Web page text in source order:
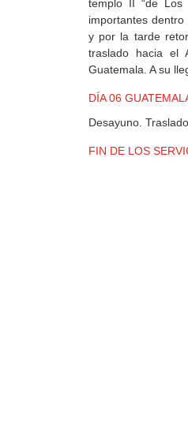
templo II “de Los
importantes
y por la tarde
traslado hacia el
Guatemala. A su
DÍA 06
Desayuno.
FIN DE LOS